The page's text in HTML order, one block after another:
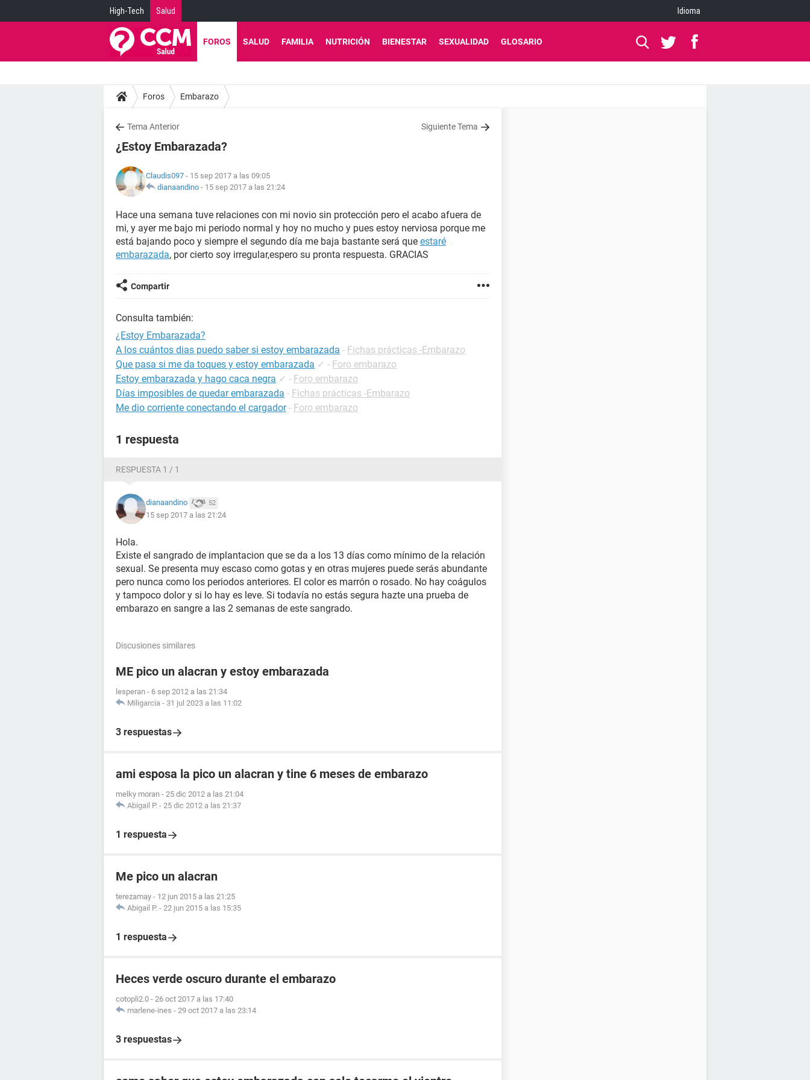
High-Tech Salud Idioma
FOROS SALUD FAMILIA NUTRICIÓN BIENESTAR SEXUALIDAD GLOSARIO
Foros Embarazo
Tema Anterior Siguiente Tema
¿Estoy Embarazada?
Claudis097 - 15 sep 2017 a las 09:05
dianaandino - 15 sep 2017 a las 21:24
Hace una semana tuve relaciones con mi novio sin protección pero el acabo afuera de
mi, y ayer me bajo mi periodo normal y hoy no mucho y pues estoy nerviosa porque me
está bajando poco y siempre el segundo día me baja bastante será que estaré
embarazada, por cierto soy irregular,espero su pronta respuesta. GRACIAS
Compartir
Consulta también:
¿Estoy Embarazada?
A los cuántos dias puedo saber si estoy embarazada - Fichas prácticas -Embarazo
Que pasa si me da toques y estoy embarazada ✓ - Foro embarazo
Estoy embarazada y hago caca negra ✓ - Foro embarazo
Días imposibles de quedar embarazada - Fichas prácticas -Embarazo
Me dio corriente conectando el cargador - Foro embarazo
1 respuesta
RESPUESTA 1 / 1
dianaandino 52
15 sep 2017 a las 21:24
Hola.
Existe el sangrado de implantacion que se da a los 13 días como mínimo de la relación
sexual. Se presenta muy escaso como gotas y en otras mujeres puede serás abundante
pero nunca como los periodos anteriores. El color es marrón o rosado. No hay coágulos
y tampoco dolor y si lo hay es leve. Si todavía no estás segura hazte una prueba de
embarazo en sangre a las 2 semanas de este sangrado.
Discusiones similares
ME pico un alacran y estoy embarazada
lesperan - 6 sep 2012 a las 21:34
Miligarcia - 31 jul 2023 a las 11:02
3 respuestas
ami esposa la pico un alacran y tine 6 meses de embarazo
melky moran - 25 dic 2012 a las 21:04
Abigail P. - 25 dic 2012 a las 21:37
1 respuesta
Me pico un alacran
terezamay - 12 jun 2015 a las 21:25
Abigail P. - 22 jun 2015 a las 15:35
1 respuesta
Heces verde oscuro durante el embarazo
cotopli2.0 - 26 oct 2017 a las 17:40
marlene-ines - 29 oct 2017 a las 23:14
3 respuestas